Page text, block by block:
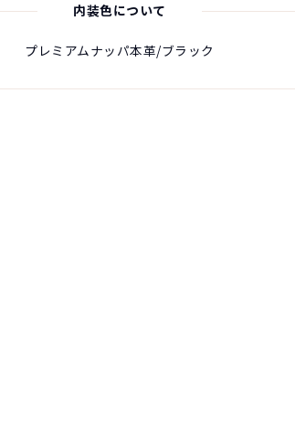
内装色について
プレミアムナッパ本革/ブラック